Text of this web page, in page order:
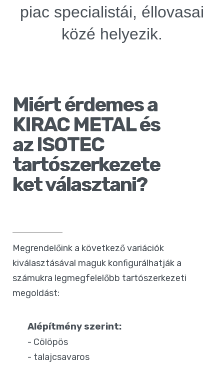
piac specialistái, éllovasai
közé helyezik.
Miért érdemes a
KIRAC METAL és
az ISOTEC
tartószerkezete
ket választani?
Megrendelőink a következő variációk
kiválasztásával maguk konfigurálhatják a
számukra legmegfelelőbb tartószerkezeti
megoldást:
Alépítmény szerint:
- Cölöpös
- talajcsavaros